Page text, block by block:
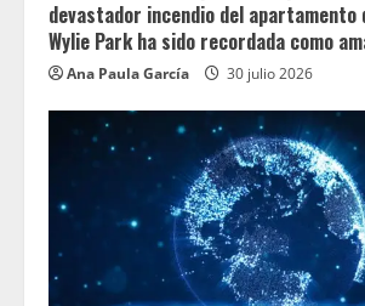
devastador incendio del apartamento
Wylie Park ha sido recordada como
Ana Paula García 30 julio 2026